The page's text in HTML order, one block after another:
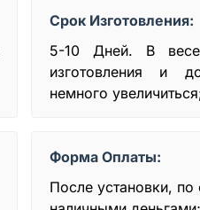
Срок Изготовления:
5-10 Дней. В
изготовления и
немного
Форма Оплаты:
После установки,